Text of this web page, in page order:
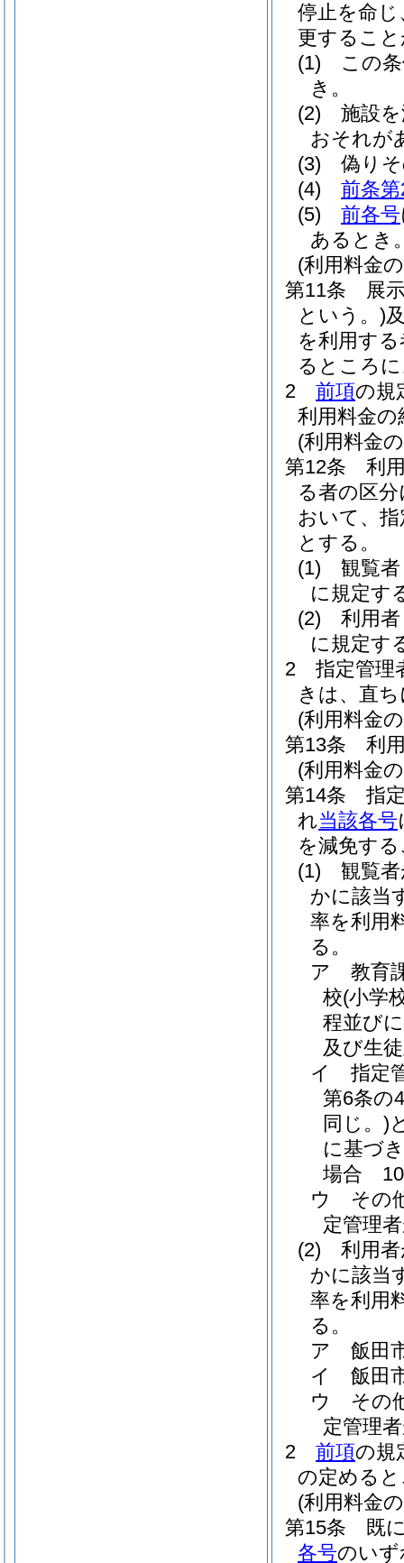
停止を命
更するこ
(1)
この
き。
(2)
施設
おそれが
(3)
偽り
(4)
前条
(5)
前各号
あるとき
(利用料金
第11条
展
という。)
を利用する
るところ
2
前項の規
利用料金
(利用料金
第12条
利
る者の区
おいて、
とする。
(1)
観覧
に規定す
(2)
利用
に規定す
2
指定管理
きは、直
(利用料金
第13条
利
(利用料金
第14条
指
れ当該各号
を減免す
(1)
観覧
かに該当
率を利用
る。
ア
教育
校(小学
程並び
及び生
イ
指定
第6条の
同じ。)
に基づ
場合
ウ
その
定管理
(2)
利用
かに該当
率を利用
る。
ア
飯田
イ
飯田
ウ
その
定管理
2
前項の規
の定める
(利用料金
第15条
既
各号のいず